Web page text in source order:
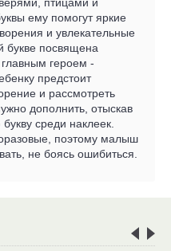
ему помогут яркие
и увлекательные
букве посвящена
героем -
предстоит
и рассмотреть
дополнить, отыскав
среди наклеек.
поэтому малыш
не боясь ошибиться.